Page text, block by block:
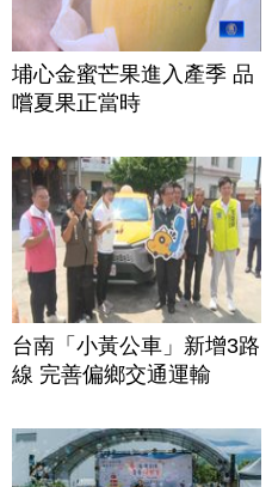
埔心金蜜芒果進入產季 品
嚐夏果正當時
台南「小黃公車」新增3路
線 完善偏鄉交通運輸